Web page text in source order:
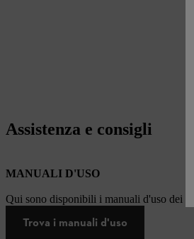
Assistenza e consigli
MANUALI D'USO
Qui sono disponibili i manuali d'uso dei
Trova i manuali d'uso